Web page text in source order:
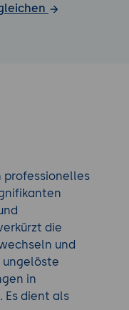
professionelles
die
und
ungelöste
in
Es dient als